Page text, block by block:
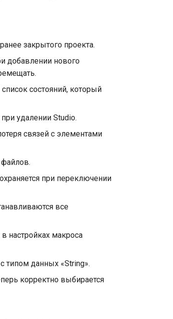
закрытого проекта.
добавлении нового
состояний, который
удалении Studio.
связей с элементами
при переключении
все
настройках макроса
типом данных «String».
корректно выбирается